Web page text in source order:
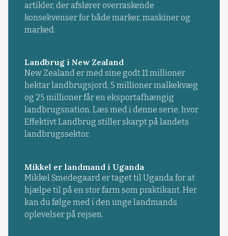
artikler, der afslører overraskende
konsekvenser for både marker, maskiner og
marked.
Landbrug i New Zealand
New Zealand er med sine godt 11 millioner
hektar landbrugsjord, 5 millioner malkekvæg
og 25 millioner får en eksportafhængig
landbrugsnation. Læs med i denne serie, hvor
Effektivt Landbrug stiller skarpt på landets
landbrugssektor.
Mikkel er landmand i Uganda
Mikkel Smedegaard er taget til Uganda for at
hjælpe til på en stor farm som praktikant. Her
kan du følge med i den unge landmands
oplevelser på rejsen.